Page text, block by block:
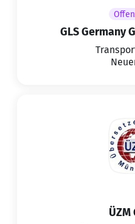
GLS Germany
ÜZM